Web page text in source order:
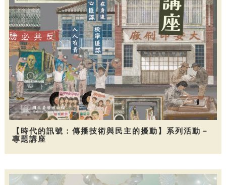
【時代的訊號：傳播技術與民主的擾動】系列活動－
專題講座